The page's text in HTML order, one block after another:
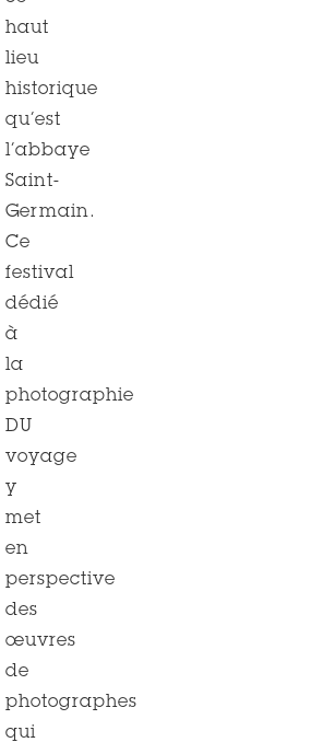
haut
lieu
historique
qu’est
l’abbaye
Saint-
Germain.
Ce
festival
dédié
à
la
photographie
DU
voyage
y
met
en
perspective
des
œuvres
de
photographes
qui